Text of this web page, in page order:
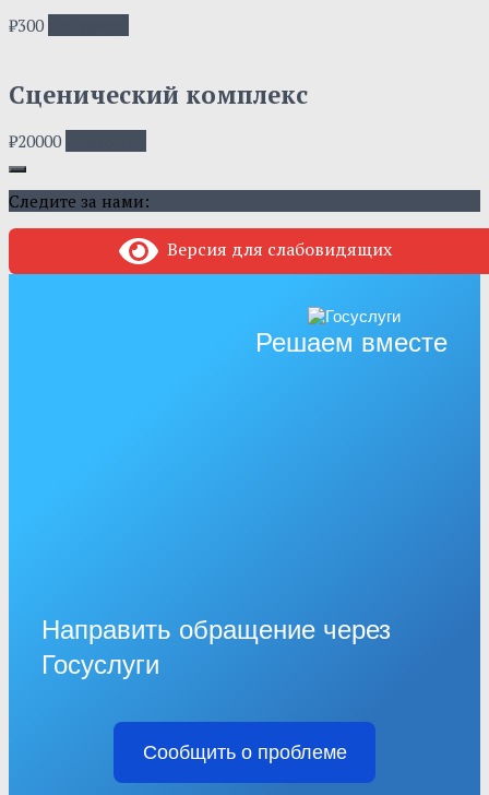
₽300
Сценический комплекс
₽20000
Следите за нами:
Версия для слабовидящих
Решаем вместе
Направить обращение через
Госуслуги
Сообщить о проблеме